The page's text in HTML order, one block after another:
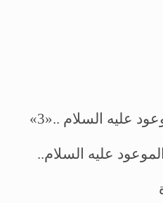
عليه السلام ..«3»
عليه السلام..